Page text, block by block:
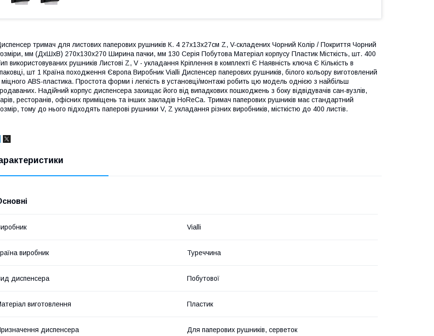
тримач для листових паперових рушників К. 4 27х13х27см Z, V-складених Чорний Колір / Покриття Чорний
мм (ДхШхВ) 270x130x270 Ширина пачки, мм 130 Серія Побутова Матеріал корпусу Пластик Місткість, шт. 400
використовуваних рушників Листові Z, V - укладання Кріплення в комплекті Є Наявність ключа Є Кількість в
шт 1 Країна походження Європа Виробник Vialli Диспенсер паперових рушників, білого кольору виготовлений
міцного ABS-пластика. Простота форми і легкість в установці/монтажі робить цю модель однією з найбільш
Надійний корпус диспенсера захищає його від випадкових пошкоджень з боку відвідувачів сан-вузлів,
ресторанів, офісних приміщень та інших закладів HoReCa. Тримач паперових рушників має стандартний
тому до нього підходять паперові рушники V, Z укладання різних виробників, місткістю до 400 листів.
Vialli
виробник Туреччина
диспенсера Побутової
виготовлення Пластик
диспенсера Для паперових рушників, серветок